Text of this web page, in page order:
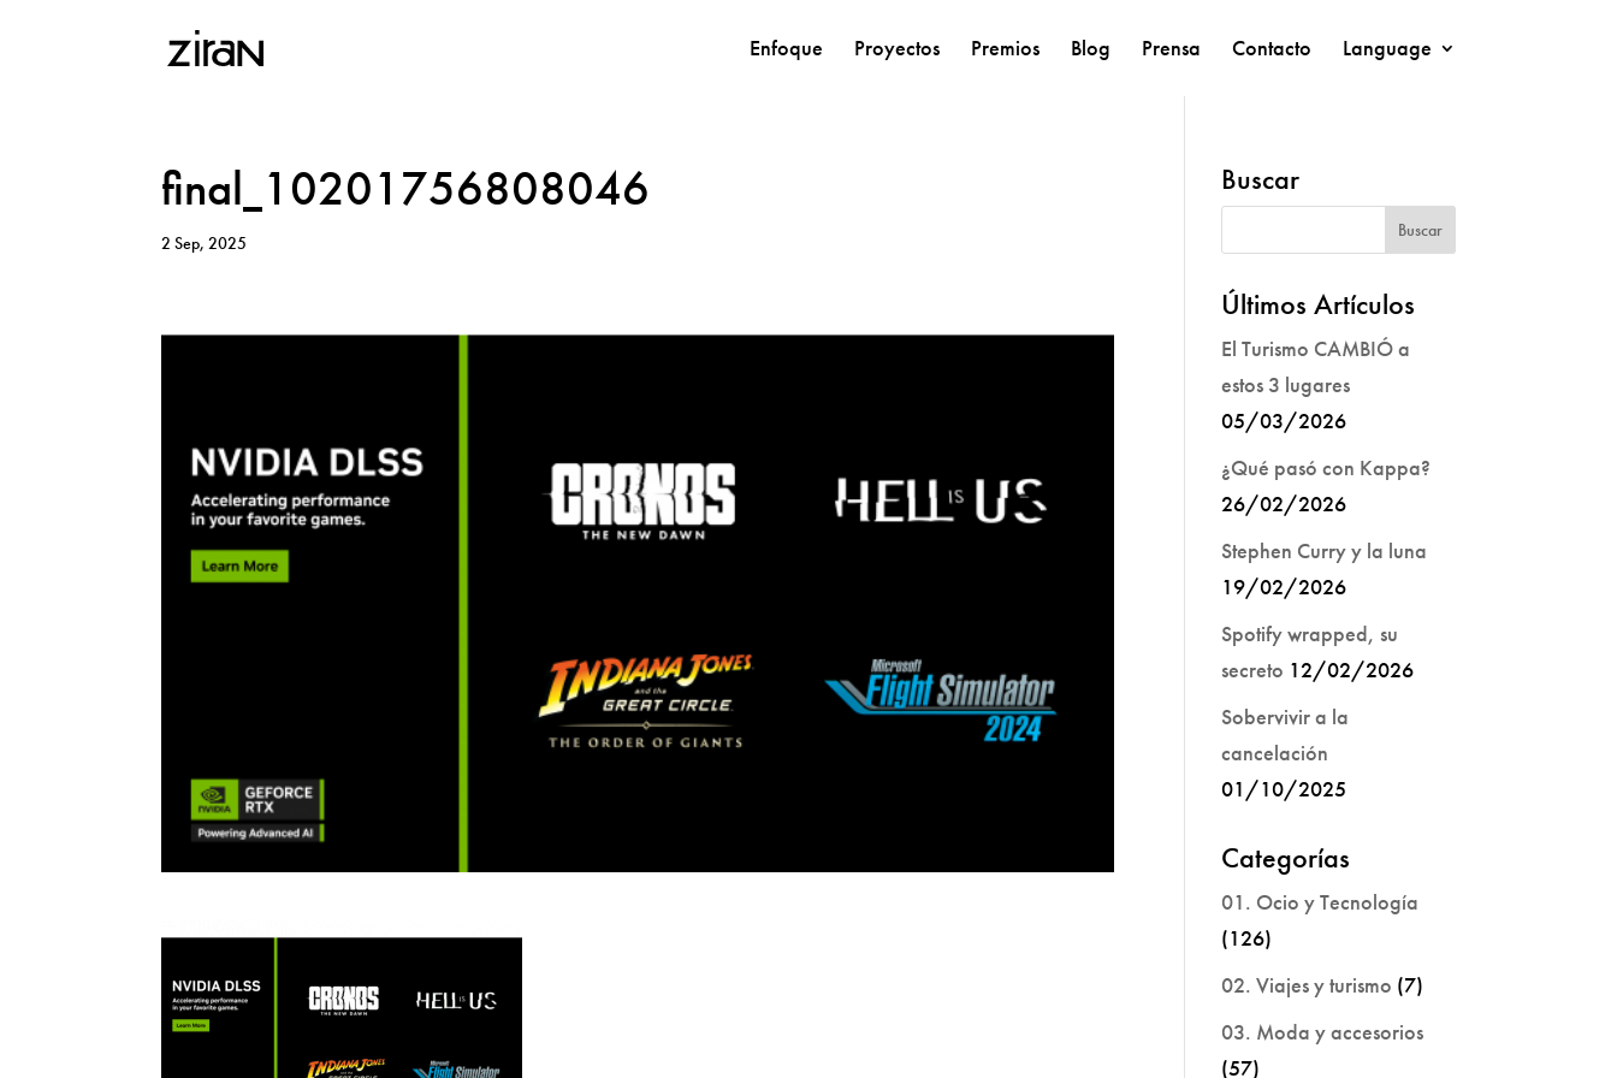
Enfoque Proyectos Premios Blog Prensa Contacto Language
final_10201756808046
2 Sep, 2025
Buscar
Últimos Artículos
El Turismo CAMBIÓ a
estos 3 lugares
05/03/2026
¿Qué pasó con Kappa?
26/02/2026
Stephen Curry y la luna
19/02/2026
Spotify wrapped, su
secreto 12/02/2026
Sobervivir a la
cancelación
01/10/2025
Categorías
01. Ocio y Tecnología
(126)
02. Viajes y turismo (7)
03. Moda y accesorios
(57)